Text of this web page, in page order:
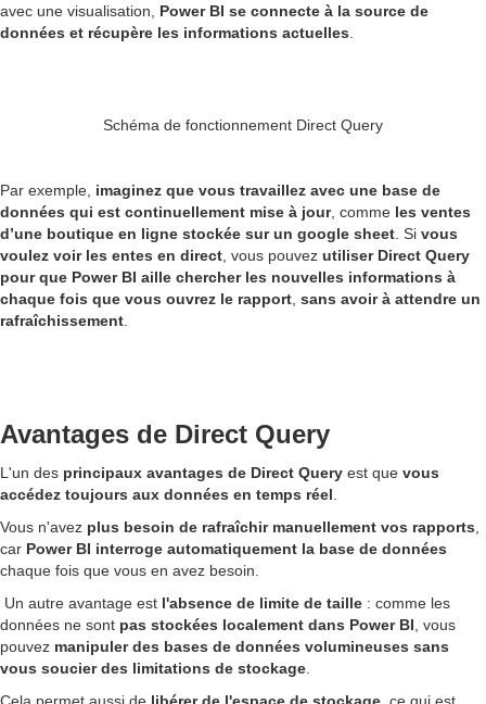
avec une visualisation, Power BI se connecte à la source de
données et récupère les informations actuelles
Schéma de fonctionnement Direct Query
Par exemple, imaginez que vous travaillez avec une base de
données qui est continuellement mise à jour, comme les ventes
d’une boutique en ligne stockée sur un google sheet . Si vous
voulez voir les entes en direct , vous pouvez utiliser Direct Query
pour que Power BI aille chercher les nouvelles informations à
chaque fois que vous ouvrez le rapport sans avoir à attendre un
rafraîchissement
Avantages de Direct Query
L'un des principaux avantages de Direct Query est que vous
accédez toujours aux données en temps réel
Vous n'avez plus besoin de rafraîchir manuellement vos rapports
car Power BI interroge automatiquement la base de données
chaque fois que vous en avez besoin.
Un autre avantage est l'absence de limite de taille : comme les
données ne sont pas stockées localement dans Power BI , vous
pouvez manipuler des bases de données volumineuses sans
vous soucier des limitations de stockage